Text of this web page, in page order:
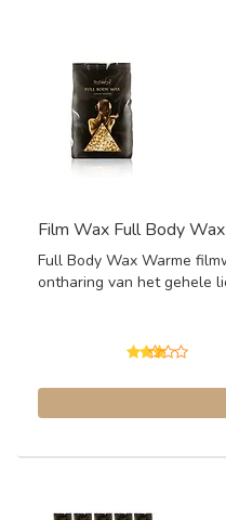
Film Wax Full Body
Full Body Wax Warme
ontharing van het gehele